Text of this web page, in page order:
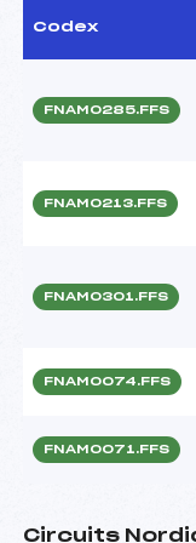
Codex
FNAM0285.FFS
FNAM0213.FFS
FNAM0301.FFS
FNAM0074.FFS
FNAM0071.FFS
Circuits